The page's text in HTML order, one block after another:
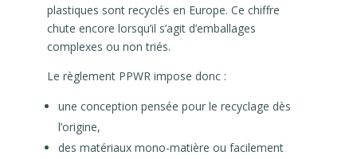
plastiques sont recyclés en Europe. Ce chiffre
chute encore lorsqu’il s’agit d’emballages
complexes ou non triés.
Le règlement PPWR impose donc :
une conception pensée pour le recyclage dès
l’origine,
des matériaux mono-matière ou facilement